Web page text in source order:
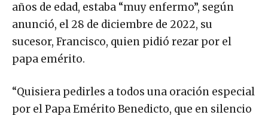
años de edad, estaba “muy enfermo”, según
anunció, el 28 de diciembre de 2022, su
sucesor, Francisco, quien pidió rezar por el
papa emérito.
“Quisiera pedirles a todos una oración especial
por el Papa Emérito Benedicto, que en silencio